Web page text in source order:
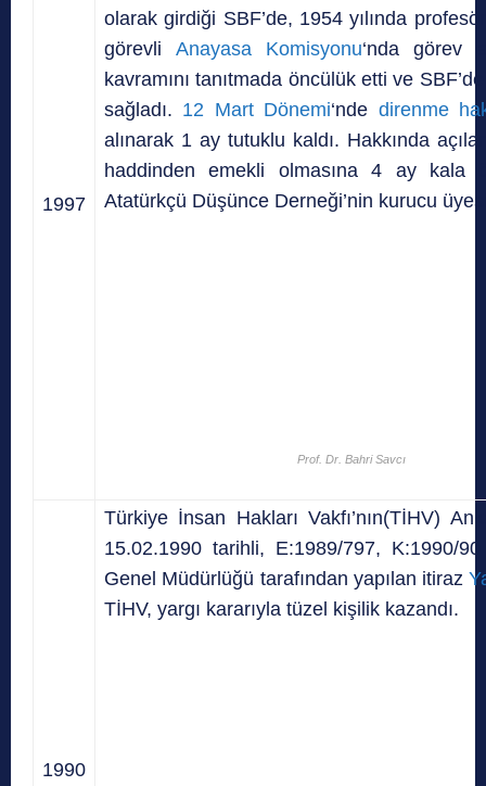
1997
olarak girdiği SBF’de, 1954 yılında
görevliAnayasa Komisyonu‘nda görev
kavramını tanıtmada öncülük etti ve
sağladı. 12 Mart Dönemi‘nde direnme
alınarak 1 ay tutuklu kaldı. Hakkında
haddinden emekli olmasına 4 ay kala
Atatürkçü Düşünce Derneği’nin kurucu
Prof. Dr. Bahri Savcı
1990
Türkiye İnsan Hakları Vakfı’nın(TİHV)
15.02.1990 tarihli, E:1989/797, K:1990/90
Genel Müdürlüğü tarafından yapılan itiraz
TİHV, yargı kararıyla tüzel kişilik kazandı.